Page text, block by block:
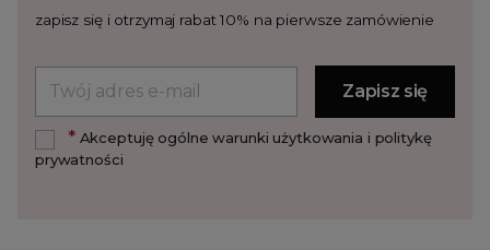
zapisz się i otrzymaj rabat 10% na pierwsze zamówienie
*Akceptuję ogólne warunki użytkowania i politykę
prywatności